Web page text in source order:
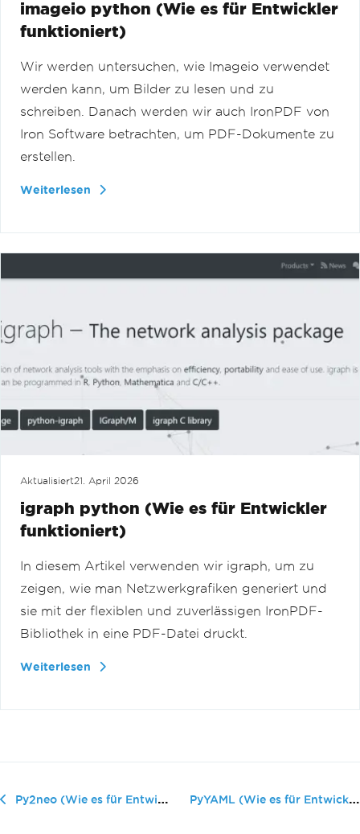
imageio python (Wie es für Entwickler
funktioniert)
Wir werden untersuchen, wie Imageio verwendet
werden kann, um Bilder zu lesen und zu
schreiben. Danach werden wir auch IronPDF von
Iron Software betrachten, um PDF-Dokumente zu
erstellen.
Weiterlesen
Aktualisiert21. April 2026
igraph python (Wie es für Entwickler
funktioniert)
In diesem Artikel verwenden wir igraph, um zu
zeigen, wie man Netzwerkgrafiken generiert und
sie mit der flexiblen und zuverlässigen IronPDF-
Bibliothek in eine PDF-Datei druckt.
Weiterlesen
Py2neo (Wie es für Entwickler funktioniert) PyYAML (Wie es für Entwickler funk...